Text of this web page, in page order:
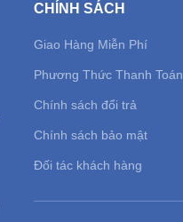
CHÍNH SÁCH
Giao Hàng Miễn Phí
Phương Thức Thanh Toán
Chính sách đổi trả
Chính sách bảo mật
Đối tác khách hàng